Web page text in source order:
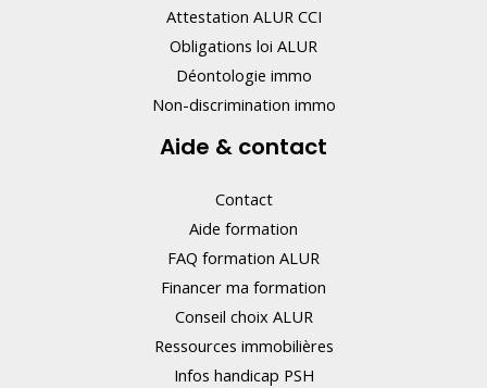
Attestation ALUR CCI
Obligations loi ALUR
Déontologie immo
Non-discrimination immo
Aide & contact
Contact
Aide formation
FAQ formation ALUR
Financer ma formation
Conseil choix ALUR
Ressources immobilières
Infos handicap PSH